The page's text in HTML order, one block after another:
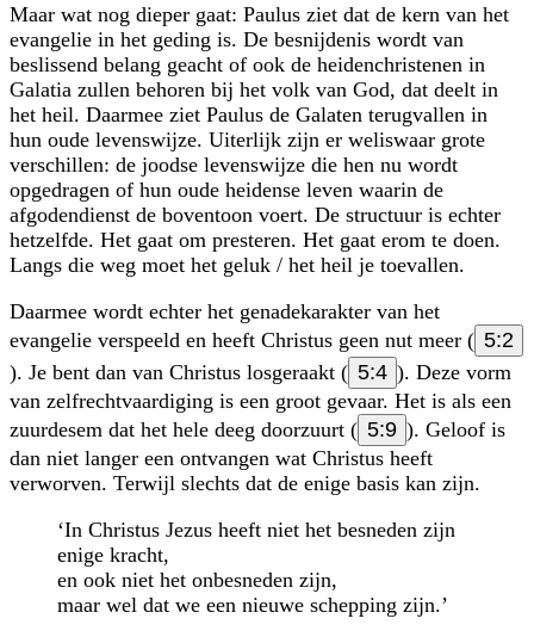
Maar wat nog dieper gaat: Paulus ziet dat de kern van het
evangelie in het geding is. De besnijdenis wordt van
beslissend belang geacht of ook de heidenchristenen in
Galatia zullen behoren bij het volk van God, dat deelt in
het heil. Daarmee ziet Paulus de Galaten terugvallen in
hun oude levenswijze. Uiterlijk zijn er weliswaar grote
verschillen: de joodse levenswijze die hen nu wordt
opgedragen of hun oude heidense leven waarin de
afgodendienst de boventoon voert. De structuur is echter
hetzelfde. Het gaat om presteren. Het gaat erom te doen.
Langs die weg moet het geluk / het heil je toevallen.
Daarmee wordt echter het genadekarakter van het
evangelie verspeeld en heeft Christus geen nut meer ( 5:2
). Je bent dan van Christus losgeraakt ( 5:4 ). Deze vorm
van zelfrechtvaardiging is een groot gevaar. Het is als een
zuurdesem dat het hele deeg doorzuurt ( 5:9 ). Geloof is
dan niet langer een ontvangen wat Christus heeft
verworven. Terwijl slechts dat de enige basis kan zijn.
‘In Christus Jezus heeft niet het besneden zijn
enige kracht,
en ook niet het onbesneden zijn,
maar wel dat we een nieuwe schepping zijn.’